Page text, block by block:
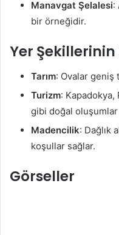
Manavgat Şelalesi:
bir örneğidir.
Yer
Tarım: Ovalar geniş
Turizm: Kapadokya,
gibi doğal
Madencilik: Dağlık
koşullar sağlar.
Görseller